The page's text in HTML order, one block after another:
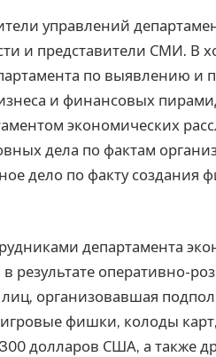
управлений
и представители СМИ. В
по выявлению и
и финансовых
экономических
дела по фактам
дело по факту создания
департамента
результате оперативно-
организовавшая
фишки, колоды
долларов США, а также